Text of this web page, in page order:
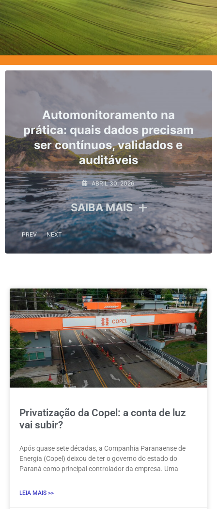
e
Marcos, prazos e os
não conformidade
monitoramento
ABRIL 10, 2026
SAIBA MAIS
PREV NEXT
Privatização da Copel: a conta de luz
vai subir?
Após quase sete décadas, a Companhia Paranaense de
Energia (Copel) deixou de ter o governo do estado do
Paraná como principal controlador da empresa. Uma
LEIA MAIS >>